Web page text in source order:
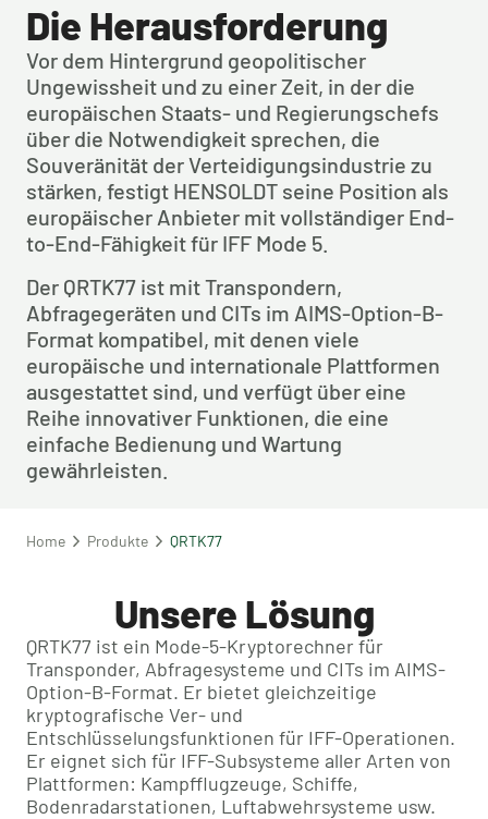
Die Herausforderung
Vor dem Hintergrund geopolitischer
Ungewissheit und zu einer Zeit, in der die
europäischen Staats- und Regierungschefs
über die Notwendigkeit sprechen, die
Souveränität der Verteidigungsindustrie zu
stärken, festigt HENSOLDT seine Position als
europäischer Anbieter mit vollständiger End-
to-End-Fähigkeit für IFF Mode 5.
Der QRTK77 ist mit Transpondern,
Abfragegeräten und CITs im AIMS-Option-B-
Format kompatibel, mit denen viele
europäische und internationale Plattformen
ausgestattet sind, und verfügt über eine
Reihe innovativer Funktionen, die eine
einfache Bedienung und Wartung
gewährleisten.
Home Produkte QRTK77
Unsere Lösung
QRTK77 ist ein Mode-5-Kryptorechner für
Transponder, Abfragesysteme und CITs im AIMS-
Option-B-Format. Er bietet gleichzeitige
kryptografische Ver- und
Entschlüsselungsfunktionen für IFF-Operationen.
Er eignet sich für IFF-Subsysteme aller Arten von
Plattformen: Kampfflugzeuge, Schiffe,
Bodenradarstationen, Luftabwehrsysteme usw.